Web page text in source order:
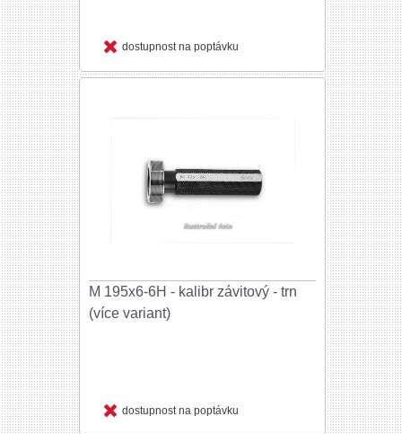
dostupnost na poptávku
M 195x6-6H - kalibr závitový - trn
(více variant)
dostupnost na poptávku